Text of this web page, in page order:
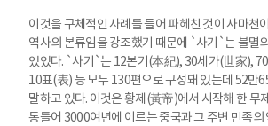
이것을 구체적인 사례를 들어 파헤친 것이 사마천
역사의 본류임을 강조했기 때문에 `사기`는 불멸
있었다. `사기`는 12본기(本紀), 30세가(世家),
10표(表) 등 모두 130편으로 구성돼 있는데 52만
말하고 있다. 이것은 황제(黃帝)에서 시작해 한 무
통틀어 3000여년에 이르는 중국과 그 주변 민족의